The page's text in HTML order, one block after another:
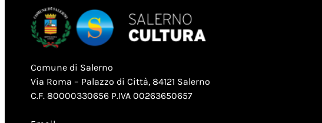
Comune di Salerno
Via Roma – Palazzo di Città, 84121 Salerno
C.F. 80000330656 P.IVA 00263650657